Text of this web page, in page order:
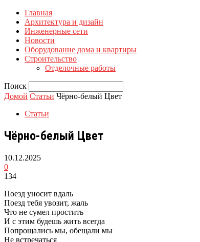
Главная
Архитектура и дизайн
Инженерные сети
Новости
Оборудование дома и квартиры
Строительство
Отделочные работы
Поиск
Домой Статьи Чёрно-белый Цвет
Статьи
Чёрно-белый Цвет
10.12.2025
0
134
Поезд уносит вдаль
Поезд тебя увозит, жаль
Что не сумел простить
И с этим будешь жить всегда
Попрощались мы, обещали мы
Не встречаться